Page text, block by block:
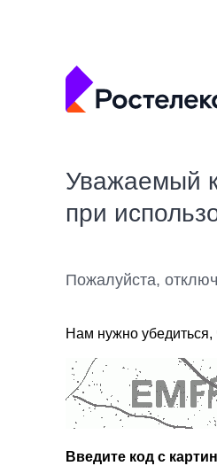
Уважаемый
при
Пожалуйста,
Нам нужно убедиться,
Введите код с